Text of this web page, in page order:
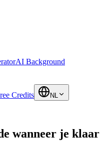
AI Background
Credits NL
wanneer je klaar